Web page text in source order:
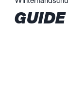
GUIDE